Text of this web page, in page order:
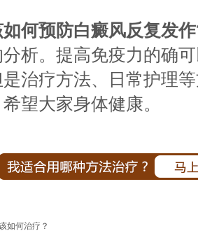
何预防白癜风反复发
析。提高免疫力的确
治疗方法、日常护理
望大家身体健康。
如何治疗？